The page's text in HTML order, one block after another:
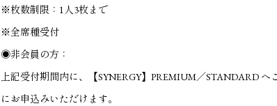
※枚数制限：1人3枚まで
※全席種受付
◉非会員の方：
上記受付期間内に、【SYNERGY】PREMIUM／STANDARD
にお申込みいただけます。